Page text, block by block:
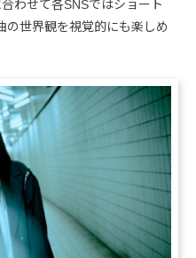
わせて各SNSではショート
の世界観を視覚的にも楽しめ